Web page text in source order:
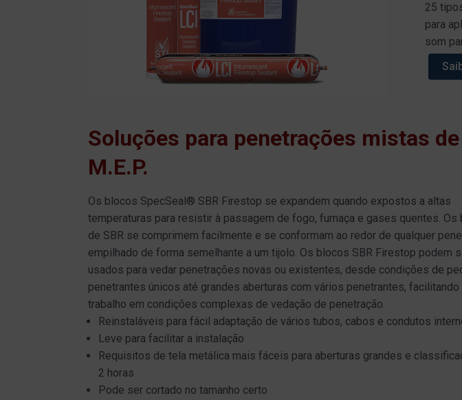
25
para
som
Soluções para penetrações mistas de
M.E.P.
Os blocos SpecSeal® SBR Firestop se expandem quando expostos a altas
temperaturas para resistir à passagem de fogo, fumaça e gases quentes. Os
de SBR se comprimem facilmente e se conformam ao redor de qualquer
empilhado de forma semelhante a um tijolo. Os blocos SBR Firestop podem
usados para vedar penetrações novas ou existentes, desde condições de
penetrantes únicos até grandes aberturas com vários penetrantes, facilitando
trabalho em condições complexas de vedação de penetração.
Reinstaláveis para fácil adaptação de vários tubos, cabos e condutos
Leve para facilitar a instalação
Requisitos de tela metálica mais fáceis para aberturas grandes e
2 horas
Pode ser cortado no tamanho certo